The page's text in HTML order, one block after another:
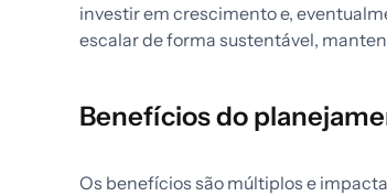
investir em crescimento e,
escalar de forma sustentável,
Benefícios do
Os benefícios são múltiplos e